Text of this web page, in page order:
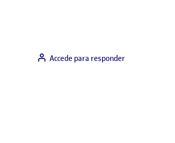
Accede para responder